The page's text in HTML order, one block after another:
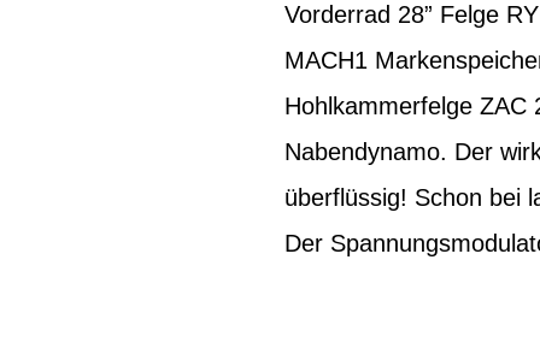
Vorderrad 28” Felge
MACH1
Hohlkammerfelge ZAC
Nabendynamo. Der
überflüssig! Schon bei
Der